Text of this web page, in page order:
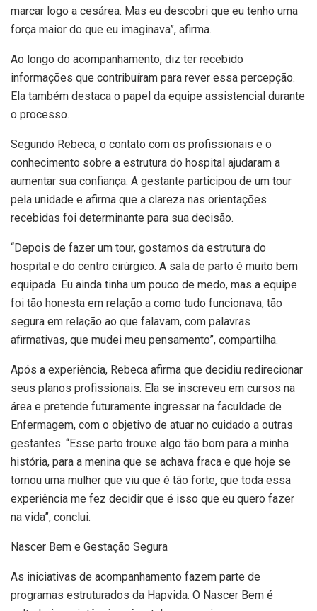
marcar logo a cesárea. Mas eu descobri que eu tenho uma
força maior do que eu imaginava”, afirma.
Ao longo do acompanhamento, diz ter recebido
informações que contribuíram para rever essa percepção.
Ela também destaca o papel da equipe assistencial durante
o processo.
Segundo Rebeca, o contato com os profissionais e o
conhecimento sobre a estrutura do hospital ajudaram a
aumentar sua confiança. A gestante participou de um tour
pela unidade e afirma que a clareza nas orientações
recebidas foi determinante para sua decisão.
“Depois de fazer um tour, gostamos da estrutura do
hospital e do centro cirúrgico. A sala de parto é muito bem
equipada. Eu ainda tinha um pouco de medo, mas a equipe
foi tão honesta em relação a como tudo funcionava, tão
segura em relação ao que falavam, com palavras
afirmativas, que mudei meu pensamento”, compartilha.
Após a experiência, Rebeca afirma que decidiu redirecionar
seus planos profissionais. Ela se inscreveu em cursos na
área e pretende futuramente ingressar na faculdade de
Enfermagem, com o objetivo de atuar no cuidado a outras
gestantes. “Esse parto trouxe algo tão bom para a minha
história, para a menina que se achava fraca e que hoje se
tornou uma mulher que viu que é tão forte, que toda essa
experiência me fez decidir que é isso que eu quero fazer
na vida”, conclui.
Nascer Bem e Gestação Segura
As iniciativas de acompanhamento fazem parte de
programas estruturados da Hapvida. O Nascer Bem é